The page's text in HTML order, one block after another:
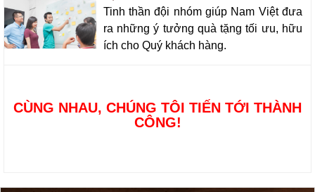
Tinh thần đội nhóm giúp Nam Việt đưa
ra những ý tưởng quà tặng tối ưu, hữu
ích cho Quý khách hàng.
CÙNG NHAU, CHÚNG TÔI TIẾN TỚI THÀNH
CÔNG!